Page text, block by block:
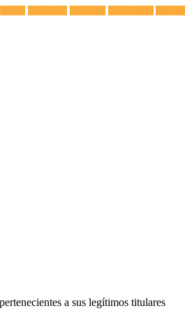
a sus legítimos titulares